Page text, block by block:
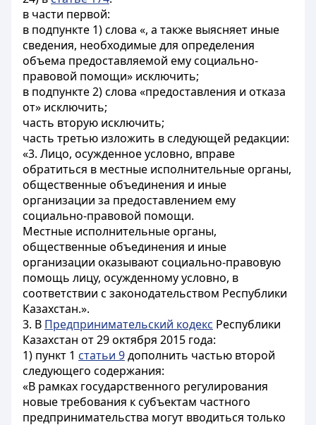
в части первой:
в подпункте 1) слова «, а также выясняет иные
сведения, необходимые для определения
объема предоставляемой ему социально-
правовой помощи» исключить;
в подпункте 2) слова «предоставления и отказа
от» исключить;
часть вторую исключить;
часть третью изложить в следующей редакции:
«3. Лицо, осужденное условно, вправе
обратиться в местные исполнительные органы,
общественные объединения и иные
организации за предоставлением ему
социально-правовой помощи.
Местные исполнительные органы,
общественные объединения и иные
организации оказывают социально-правовую
помощь лицу, осужденному условно, в
соответствии с законодательством Республики
Казахстан.».
3. В Предпринимательский кодекс Республики
Казахстан от 29 октября 2015 года:
1) пункт 1 статьи 9дополнить частью второй
следующего содержания:
«В рамках государственного регулирования
новые требования к субъектам частного
предпринимательства могут вводиться только